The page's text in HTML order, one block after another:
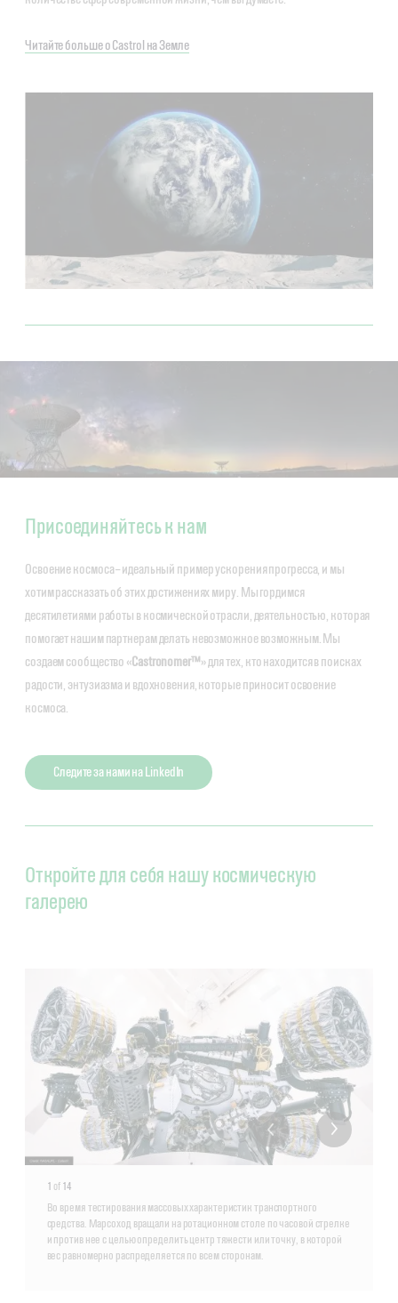
Читайте больше о Castrol на Земле
Присоединяйтесь к нам
Освоение космоса – идеальный пример ускорения прогресса, и мы
хотим рассказать об этих достижениях миру. Мы гордимся
десятилетиями работы в космической отрасли, деятельностью, которая
помогает нашим партнерам делать невозможное возможным. Мы
создаем сообщество «Castronomer™» для тех, кто находится в поисках
радости, энтузиазма и вдохновения, которые приносит освоение
космоса.
Следите за нами на LinkedIn
Откройте для себя нашу космическую
галерею
1 of 14
Во время тестирования массовых характеристик транспортного
средства. Марсоход вращали на ротационном столе по часовой стрелке
и против нее с целью определить центр тяжести или точку, в которой
вес равномерно распределяется по всем сторонам.